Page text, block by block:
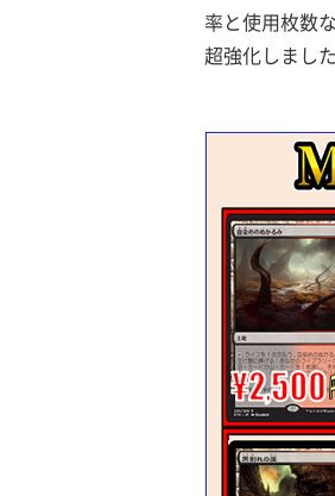
率と使用枚数
超強化しまし